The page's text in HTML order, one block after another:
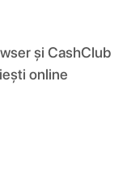
și CashClub
online